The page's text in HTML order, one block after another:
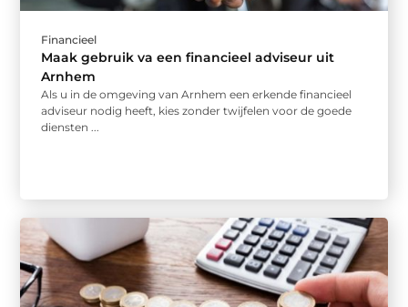
Financieel
Maak gebruik va een financieel adviseur uit
Arnhem
Als u in de omgeving van Arnhem een erkende financieel
adviseur nodig heeft, kies zonder twijfelen voor de goede
diensten ...